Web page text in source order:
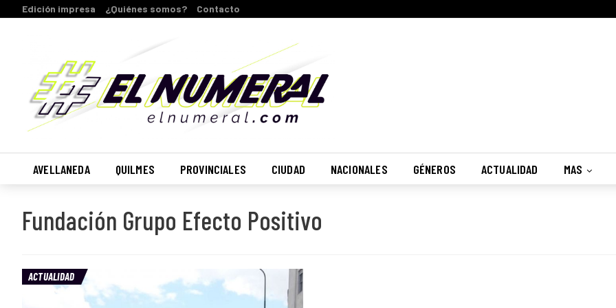
Edición impresa ¿Quiénes somos? Contacto
AVELLANEDA QUILMES PROVINCIALES CIUDAD NACIONALES GÉNEROS ACTUALIDAD MAS
Fundación Grupo Efecto Positivo
ACTUALIDAD